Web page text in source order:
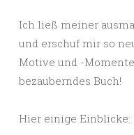
Ich ließ meiner
und erschuf mir so
Motive und -
bezauberndes Buch!
Hier einige Einblicke: